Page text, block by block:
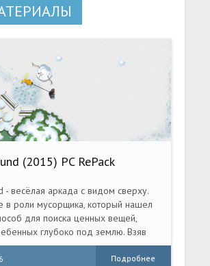
(2015) PC RePack
- весёлая аркада с видом сверху.
в роли мусорщика, который нашел
для поиска ценных вещей,
глубоко под землю. Взяв
можно выкопать много
Подробнее